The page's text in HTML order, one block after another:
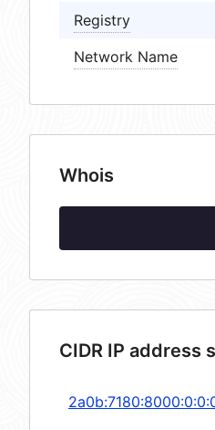
Registry
Network Name
Whois
CIDR IP